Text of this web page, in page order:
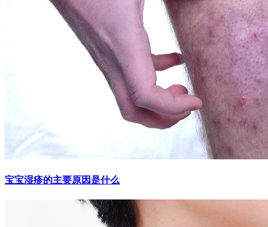
宝宝湿疹的主要原因是什么